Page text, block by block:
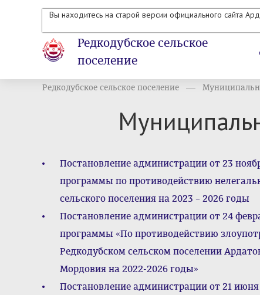
Вы находитесь на старой версии официального сайта
Редкодубское сельское
поселение
Редкодубское сельское поселение
Постановление администрации от 23
программы по противодействию
сельского поселения на 2023 – 2026 годы
Постановление администрации от 24
программы «По противодействию
Редкодубском сельском поселении
Мордовия на 2022-2026 годы»
Постановление администрации от 21